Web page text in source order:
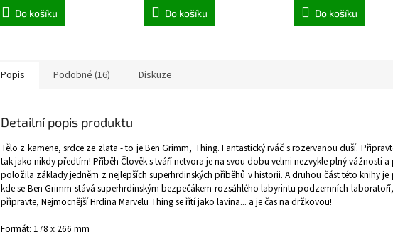
Do košíku Do košíku Do košíku
Popis Podobné (16) Diskuze
Detailní popis produktu
Tělo z kamene, srdce ze zlata - to je Ben Grimm, Thing. Fantastický rváč s rozervanou duší.
tak jako nikdy předtím! Příběh Člověk s tváří netvora je na svou dobu velmi nezvykle plný vážnosti
položila základy jedněm z nejlepších superhrdinských příběhů v historii. A druhou část této knihy
kde se Ben Grimm stává superhrdinským bezpečákem rozsáhlého labyrintu podzemních
připravte, Nejmocnější Hrdina Marvelu Thing se řítí jako lavina... a je čas na držkovou!
Formát: 178 x 266 mm